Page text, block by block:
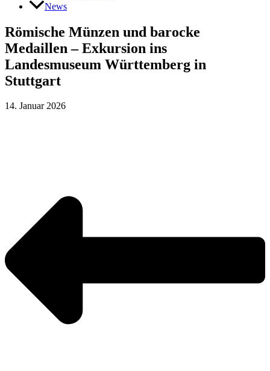
News
Römische Münzen und barocke
Medaillen – Exkursion ins
Landesmuseum Württemberg in
Stuttgart
14. Januar 2026